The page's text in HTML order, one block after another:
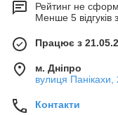
Рейтинг не
Менше 5 відгуків
Працює з
м. Дніпро
вулиця Панікахи,
Контакти